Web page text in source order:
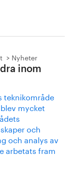
Nyheter
inom
teknikområde
mycket
och
och analys av
arbetats fram